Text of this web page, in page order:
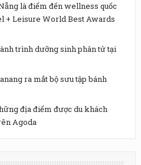
là điểm đến wellness quốc
+ Leisure World Best Awards
trình dưỡng sinh phân tử tại
ra mắt bộ sưu tập bánh
địa điểm được du khách
Agoda